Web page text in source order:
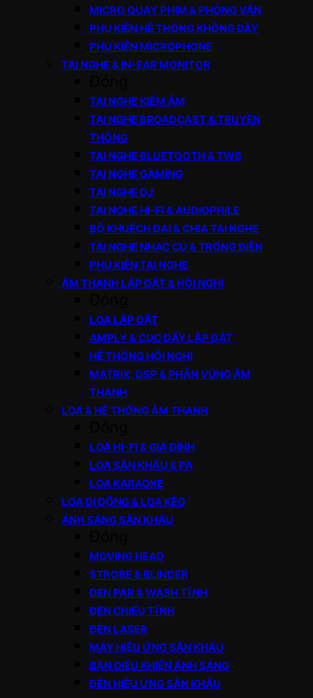
MICRO QUAY PHIM & PHỎNG VẤN
PHỤ KIỆN HỆ THỐNG KHÔNG DÂY
PHỤ KIỆN MICROPHONE
TAI NGHE & IN-EAR MONITOR
TAI NGHE KIỂM ÂM
TAI NGHE BROADCAST & TRUYỀN
THÔNG
TAI NGHE BLUETOOTH & TWS
TAI NGHE GAMING
TAI NGHE DJ
TAI NGHE HI-FI & AUDIOPHILE
BỘ KHUẾCH ĐẠI & CHIA TAI NGHE
TAI NGHE NHẠC CỤ & TRỐNG ĐIỆN
PHỤ KIỆN TAI NGHE
ÂM THANH LẮP ĐẶT & HỘI NGHỊ
LOA LẮP ĐẶT
AMPLY & CỤC ĐẨY LẮP ĐẶT
HỆ THỐNG HỘI NGHỊ
MATRIX, DSP & PHÂN VÙNG ÂM
THANH
LOA & HỆ THỐNG ÂM THANH
LOA HI-FI & GIA ĐÌNH
LOA SÂN KHẤU & PA
LOA KARAOKE
LOA DI ĐỘNG & LOA KÉO
ÁNH SÁNG SÂN KHẤU
MOVING HEAD
STROBE & BLINDER
ĐÈN PAR & WASH TĨNH
ĐÈN CHIẾU TĨNH
ĐÈN LASER
MÁY HIỆU ỨNG SÂN KHẤU
BÀN ĐIỀU KHIỂN ÁNH SÁNG
ĐÈN HIỆU ỨNG SÂN KHẤU